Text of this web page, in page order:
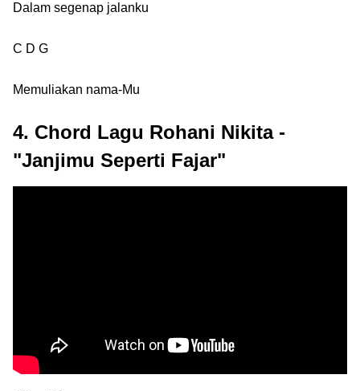
Dalam segenap jalanku
C D G
Memuliakan nama-Mu
4. Chord Lagu Rohani Nikita -
"Janjimu Seperti Fajar"